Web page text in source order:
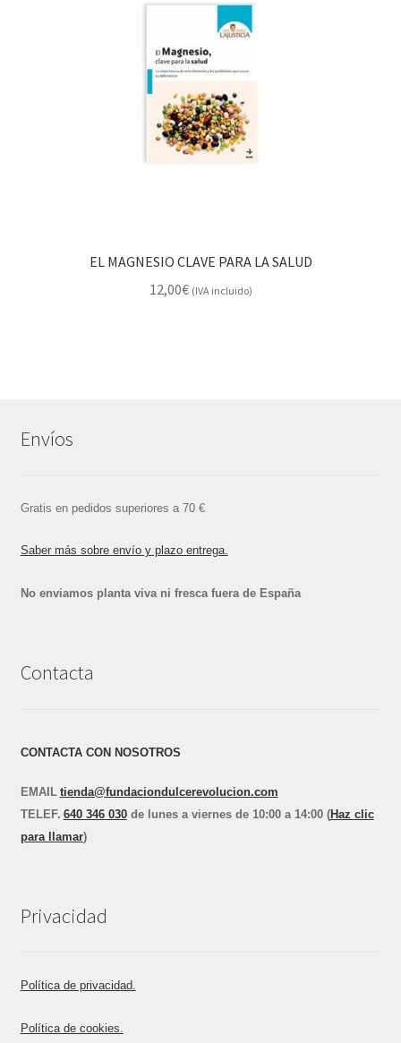
EL MAGNESIO CLAVE PARA LA SALUD
12,00€ (IVA incluido)
Envíos
Gratis en pedidos superiores a 70 €
Saber más sobre envío y plazo entrega.
No enviamos planta viva ni fresca fuera de España
Contacta
CONTACTA CON NOSOTROS
EMAIL tienda@fundaciondulcerevolucion.com
TELEF. 640 346 030de lunes a viernes de 10:00 a 14:00 (Haz clic
para llamar)
Privacidad
Política de privacidad.
Política de cookies.